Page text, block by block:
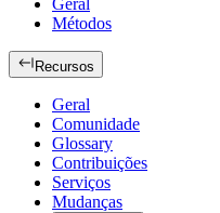
Geral
Métodos
Recursos
Geral
Comunidade
Glossary
Contribuições
Serviços
Mudanças